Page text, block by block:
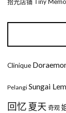
Clinique
Pelangi Sungai
回忆 夏天 奇观